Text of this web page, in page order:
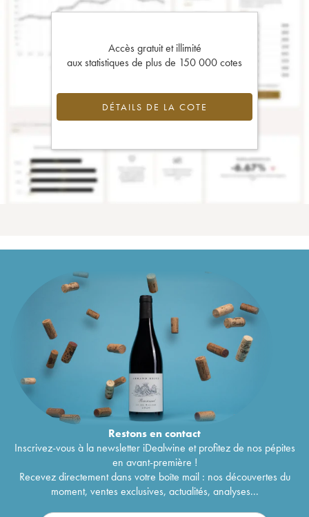
Accès gratuit et illimité
aux statistiques de plus de 150 000 cotes
DÉTAILS DE LA COTE
Restons encontact
Inscrivez-vous à la newsletter iDealwine et profitez de nos pépites
en avant-première !
Recevez directement dans votre boîte mail : nos découvertes du
moment, ventes exclusives, actualités, analyses...